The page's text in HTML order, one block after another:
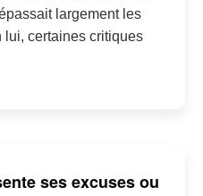
largement les
lui, certaines critiques
ses excuses ou